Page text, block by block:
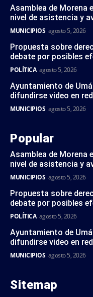
Asamblea de Morena
nivel de asistencia y
MUNICIPIOS agosto 5, 2026
Propuesta sobre
debate por posibles
POLÍTICA agosto 5, 2026
Ayuntamiento de
difundirse video en
MUNICIPIOS agosto 5, 2026
Popular
Asamblea de Morena
nivel de asistencia y
MUNICIPIOS agosto 5, 2026
Propuesta sobre
debate por posibles
POLÍTICA agosto 5, 2026
Ayuntamiento de
difundirse video en
MUNICIPIOS agosto 5, 2026
Sitemap